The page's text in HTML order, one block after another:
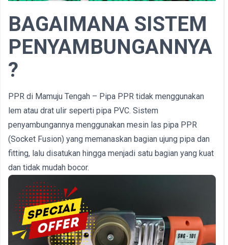
BAGAIMANA SISTEM
PENYAMBUNGANNYA
?
PPR di Mamuju Tengah – Pipa PPR tidak menggunakan
lem atau drat ulir seperti pipa PVC. Sistem
penyambungannya menggunakan mesin las pipa PPR
(Socket Fusion) yang memanaskan bagian ujung pipa dan
fitting, lalu disatukan hingga menjadi satu bagian yang kuat
dan tidak mudah bocor.